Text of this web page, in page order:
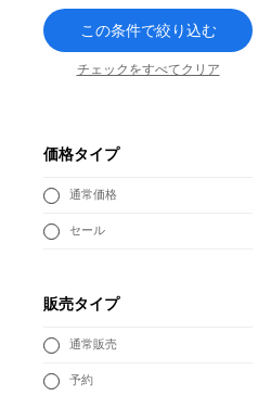
この条件で絞り込む
チェックをすべてクリア
価格タイプ
通常価格
セール
販売タイプ
通常販売
予約